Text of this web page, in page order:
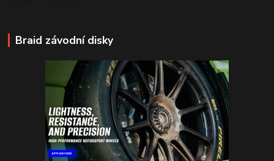
Braid závodní disky